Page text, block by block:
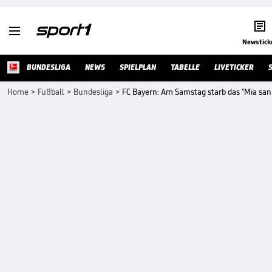
 
BUNDESLIGA NEWS SPIELPLAN TABELLE LIVETICKER
Home > Fußball > Bundesliga > FC Bayern: Am Samstag starb das "Mia